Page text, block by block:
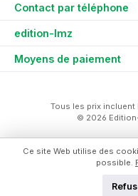
Contact par téléphone
edition-lmz
Moyens de paiement
Tous les prix incluent
© 2026
Ce site Web utilise des
possible.